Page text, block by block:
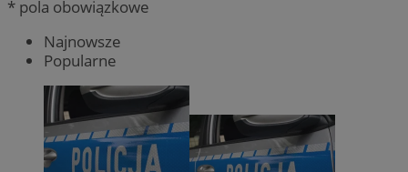
* pola obowiązkowe
Najnowsze
Popularne